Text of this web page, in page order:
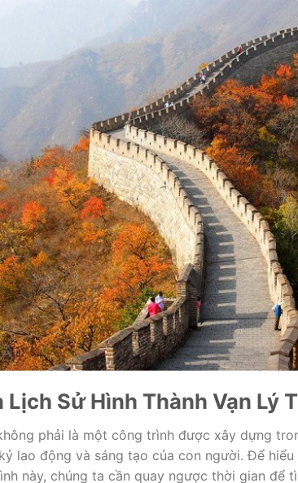
Lịch Sử Hình Thành Vạn Lý
phải là một công trình được xây dựng
lao động và sáng tạo của con người. Để
này, chúng ta cần quay ngược thời gian để